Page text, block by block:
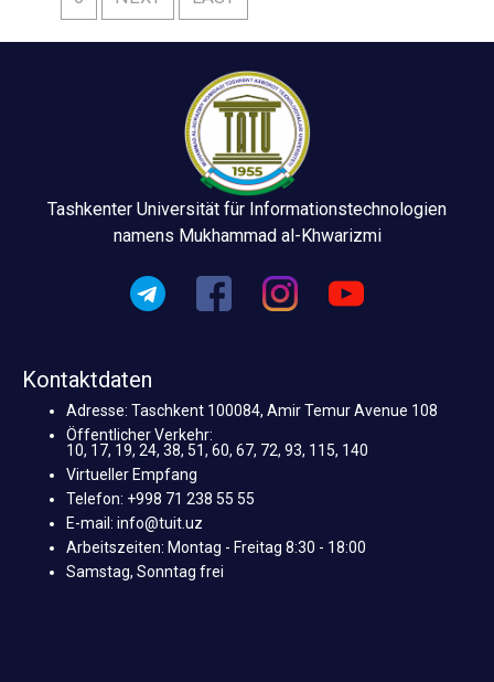
Tashkenter Universität für Informationstechnologien
namens Mukhammad al-Khwarizmi
Kontaktdaten
Adresse: Taschkent 100084, Amir Temur Avenue 108
Öffentlicher Verkehr:
10, 17, 19, 24, 38, 51, 60, 67, 72, 93, 115, 140
Virtueller Empfang
Telefon: +998 71 238 55 55
E-mail: info@tuit.uz
Arbeitszeiten: Montag - Freitag 8:30 - 18:00
Samstag, Sonntag frei